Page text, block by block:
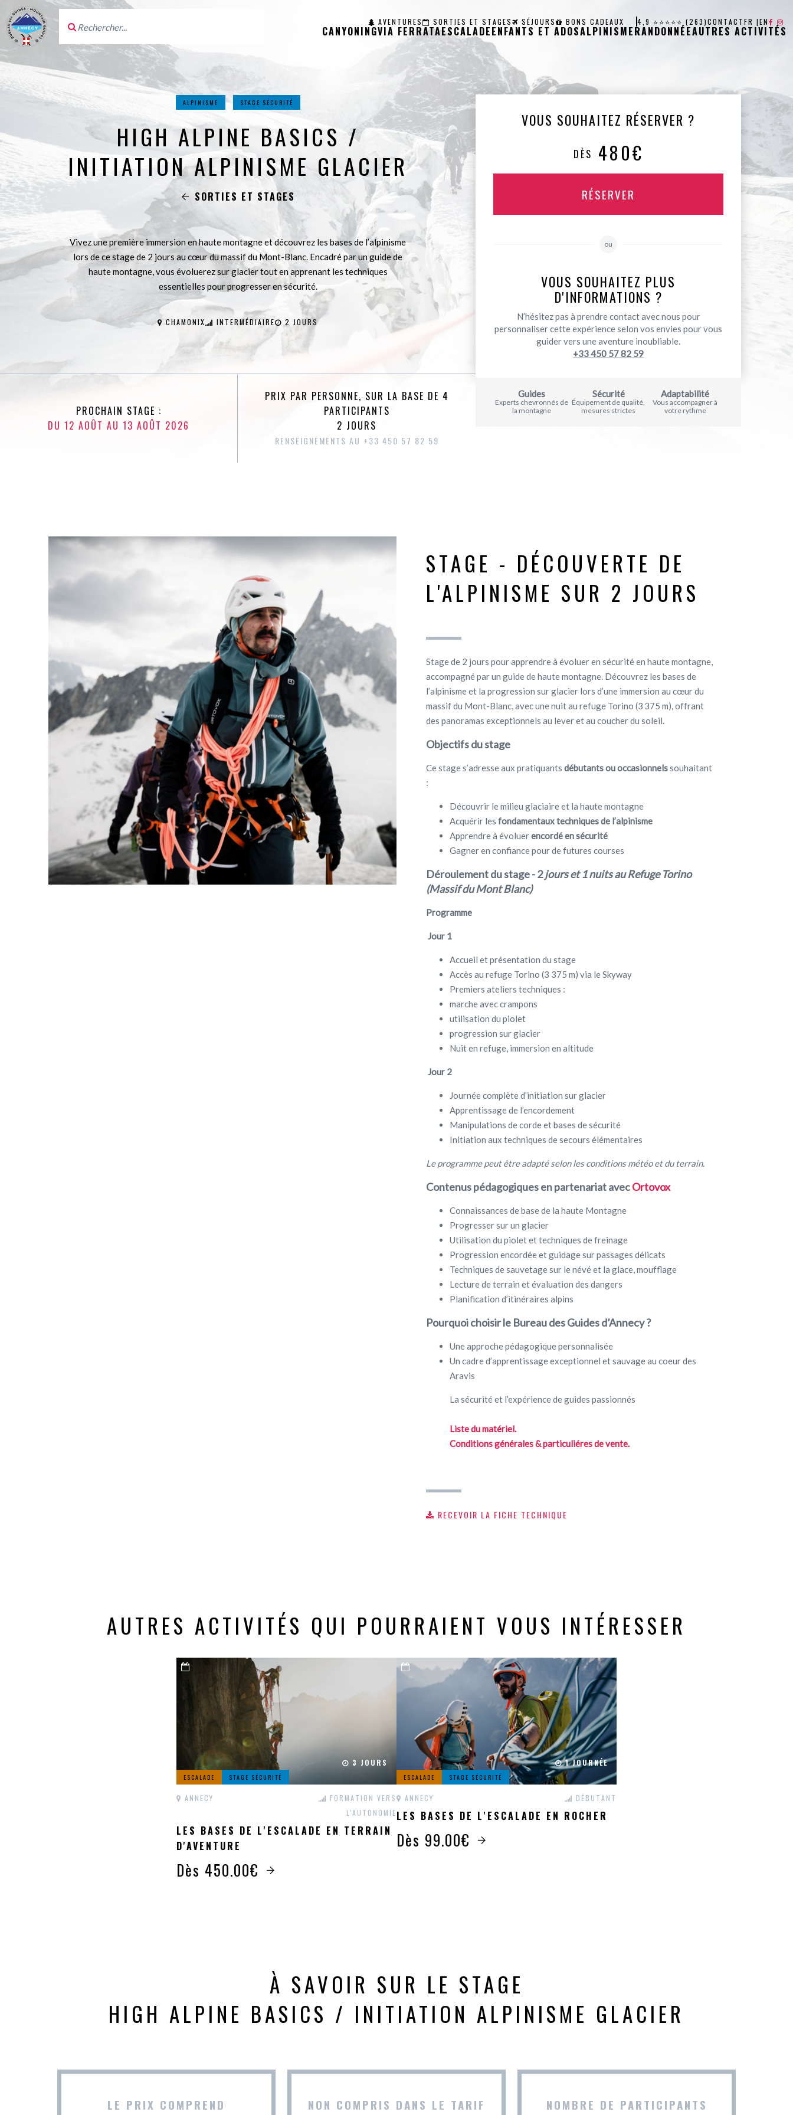
AVENTURES SORTIES ET STAGES SÉJOURS BONS CADEAUX 4,9 ⭐⭐⭐⭐⭐ (263)CONTACTFR |EN
CANYONINGVIA FERRATAESCALADEENFANTS ET ADOSALPINISMERANDONNÉEAUTRES ACTIVITÉS
ALPINISME STAGE SÉCURITÉ
HIGH ALPINE BASICS /
INITIATION ALPINISME GLACIER
SORTIES ET STAGES
Vivez une première immersion en haute montagne et découvrez les bases de l’alpinisme
lors de ce stage de 2 jours au cœur du massif du Mont-Blanc. Encadré par un guide de
haute montagne, vous évoluerez sur glacier tout en apprenant les techniques
essentielles pour progresser en sécurité.
CHAMONIX INTERMÉDIAIRE 2 JOURS
PROCHAIN STAGE :
DU 12 AOÛT AU 13 AOÛT 2026
PRIX PAR PERSONNE, SUR LA BASE DE 4
PARTICIPANTS
2 JOURS
RENSEIGNEMENTS AU +33 450 57 82 59
VOUS SOUHAITEZ RÉSERVER ?
DÈS 480€
RÉSERVER
ou
VOUS SOUHAITEZ PLUS
D'INFORMATIONS ?
N’hésitez pas à prendre contact avec nous pour
personnaliser cette expérience selon vos envies pour vous
guider vers une aventure inoubliable.
+33 450 57 82 59
Guides
Experts chevronnés de
la montagne
Sécurité
Équipement de qualité,
mesures strictes
Adaptabilité
Vous accompagner à
votre rythme
STAGE - DÉCOUVERTE DE
L'ALPINISME SUR 2 JOURS
Stage de 2 jours pour apprendre à évoluer en sécurité en haute montagne,
accompagné par un guide de haute montagne. Découvrez les bases de
l’alpinisme et la progression sur glacier lors d’une immersion au cœur du
massif du Mont-Blanc, avec une nuit au refuge Torino (3 375 m), offrant
des panoramas exceptionnels au lever et au coucher du soleil.
Objectifs du stage
Ce stage s’adresse aux pratiquants débutants ou occasionnelssouhaitant
:
Découvrir le milieu glaciaire et la haute montagne
Acquérir les fondamentaux techniques de l’alpinisme
Apprendre à évoluerencordé en sécurité
Gagner en confiance pour de futures courses
Déroulement du stage - 2jours et 1 nuits au Refuge Torino
(Massif du Mont Blanc)
Programme
Jour 1
Accueil et présentation du stage
Accès au refuge Torino (3 375 m) via le Skyway
Premiers ateliers techniques :
marche avec crampons
utilisation du piolet
progression sur glacier
Nuit en refuge, immersion en altitude
Jour 2
Journée complète d’initiation sur glacier
Apprentissage de l’encordement
Manipulations de corde et bases de sécurité
Initiation aux techniques de secours élémentaires
Le programme peut être adapté selon les conditions météo et du terrain.
Contenus pédagogiques en partenariat avecOrtovox
Connaissances de base de la haute Montagne
Progresser sur un glacier
Utilisation du piolet et techniques de freinage
Progression encordée et guidage sur passages délicats
Techniques de sauvetage sur le névé et la glace, moufflage
Lecture de terrain et évaluation des dangers
Planification d’itinéraires alpins
Pourquoi choisir le Bureau des Guides d’Annecy ?
Une approche pédagogique personnalisée
Un cadre d’apprentissage exceptionnel et sauvage au coeur des
Aravis
La sécurité et l’expérience de guides passionnés
Liste du matériel.
Conditions générales & particuliéres de vente.
RECEVOIR LA FICHE TECHNIQUE
AUTRES ACTIVITÉS QUI POURRAIENT VOUS INTÉRESSER
3 JOURS
ESCALADE STAGE SÉCURITÉ
ANNECY
FORMATION VERS
L'AUTONOMIE
LES BASES DE L'ESCALADE EN TERRAIN
D'AVENTURE
Dès 450.00€
1 JOURNÉE
ESCALADE STAGE SÉCURITÉ
ANNECY DÉBUTANT
LES BASES DE L'ESCALADE EN ROCHER
Dès 99.00€
À SAVOIR SUR LE STAGE
HIGH ALPINE BASICS / INITIATION ALPINISME GLACIER
LE PRIX COMPREND NON COMPRIS DANS LE TARIF NOMBRE DE PARTICIPANTS